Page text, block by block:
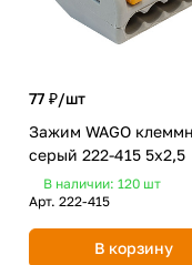
77 ₽/шт
Зажим WAGO
серый 222-415 5x2,5
В наличии: 120 шт
Арт. 222-415
В корзину